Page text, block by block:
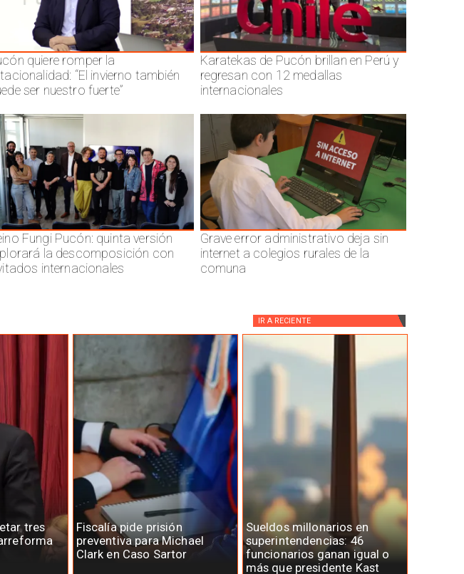
quiere romper la
“El invierno también
ser nuestro fuerte”
Karatekas de Pucón brillan en Perú y
regresan con 12 medallas
internacionales
Fungi Pucón: quinta versión
la descomposición con
internacionales
Grave error administrativo deja sin
internet a colegios rurales de la
comuna
tres
Fiscalía pide prisión
preventiva para Michael
Clark en Caso Sartor
Sueldos millonarios en
superintendencias: 46
funcionarios ganan igual o
más que presidente Kast
IR A RECIENTE